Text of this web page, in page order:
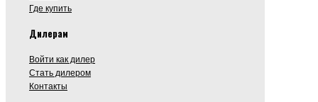
Где купить
Дилерам
Войти как дилер
Стать дилером
Контакты